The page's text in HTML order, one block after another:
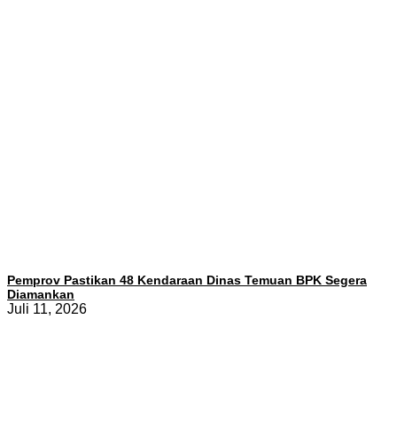
Pemprov Pastikan 48 Kendaraan Dinas Temuan BPK Segera
Diamankan
Juli 11, 2026